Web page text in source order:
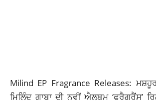
Milind EP Fragrance Releases:
ਮਿਲਿੰਦ ਗਾਬਾ ਦੀ ਨਵੀਂ ਐਲਬਮ ‘ਫਰੈਗਰੈਂਸ’